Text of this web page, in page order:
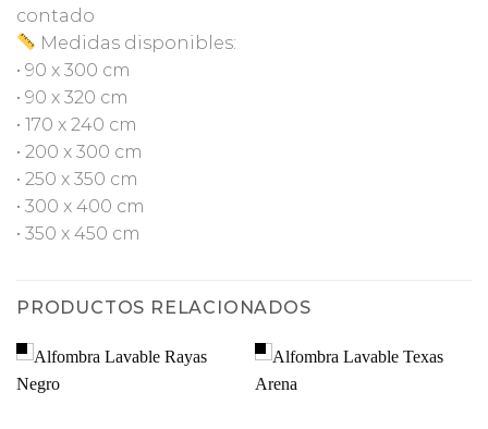
contado
Medidas disponibles:
• 90 x 300 cm
• 90 x 320 cm
• 170 x 240 cm
• 200 x 300 cm
• 250 x 350 cm
• 300 x 400 cm
• 350 x 450 cm
PRODUCTOS RELACIONADOS